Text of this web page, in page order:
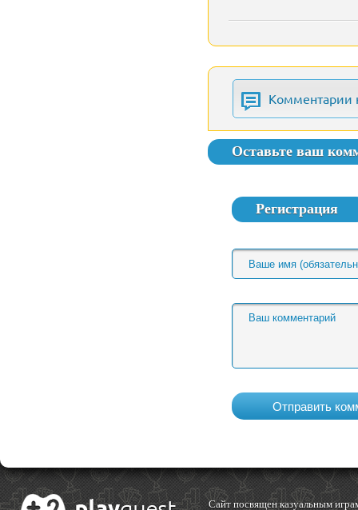
Комментарии
Оставьте ваш
Регистрация
Cайт посвящен казуальным